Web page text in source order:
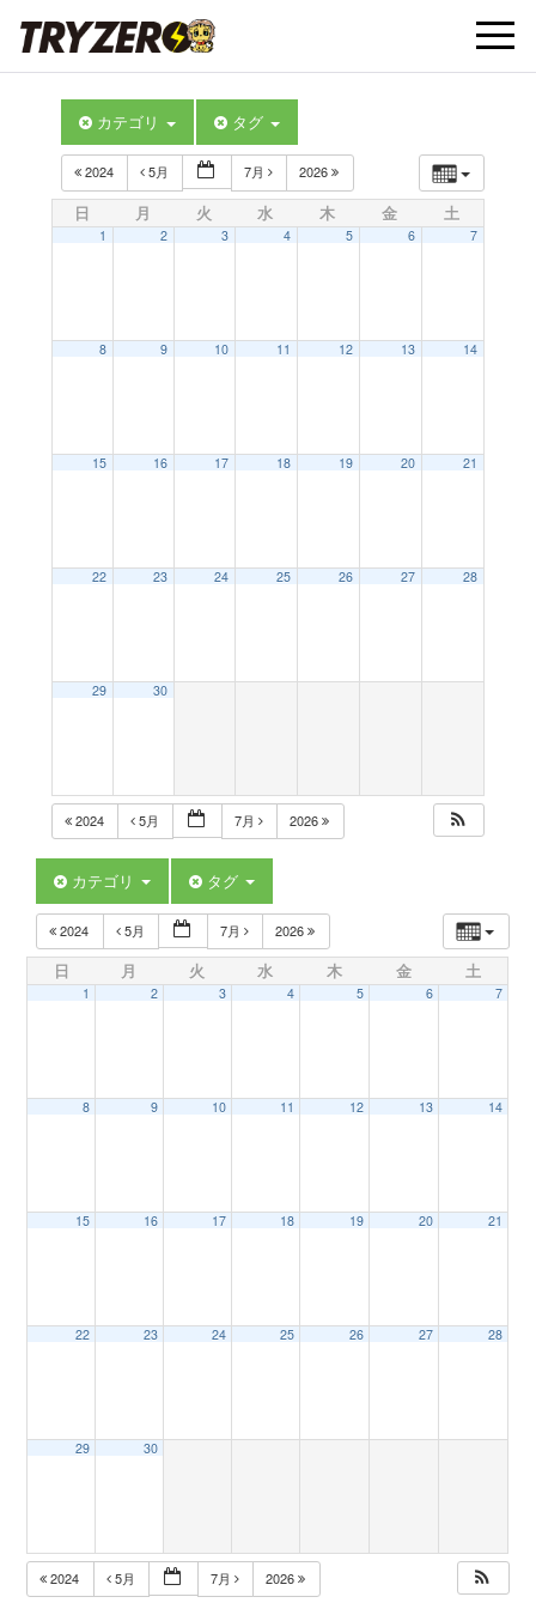
t
t
i
カテゴリ タグ
2024 5月 7月 2026
日 月 火 水 木 金 土
1 2 3 4 5 6 7
8 9 10 11 12 13 14
15 16 17 18 19 20 21
22 23 24 25 26 27 28
29 30
2024 5月 7月 2026
カテゴリ タグ
2024 5月 7月 2026
日 月 火 水 木 金 土
1 2 3 4 5 6 7
8 9 10 11 12 13 14
15 16 17 18 19 20 21
22 23 24 25 26 27 28
29 30
2024 5月 7月 2026